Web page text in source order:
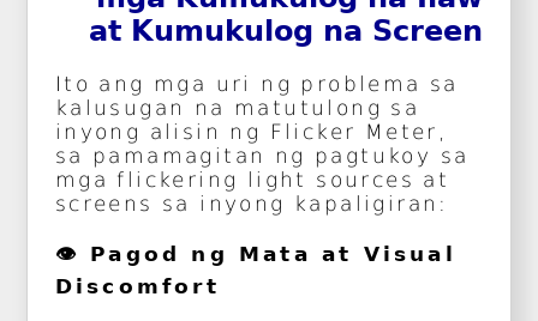
at Kumukulog na Screen
Ito ang mga uri ng problema sa
kalusugan na matutulong sa
inyong alisin ng Flicker Meter,
sa pamamagitan ng pagtukoy sa
mga flickering light sources at
screens sa inyong kapaligiran:
👁️ Pagod ng Mata at Visual
Discomfort